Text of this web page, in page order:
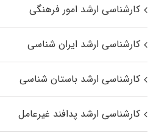
کارشناسی ارشد امور فرهنگی
کارشناسی ارشد ایران شناسی
کارشناسی ارشد باستان شناسی
کارشناسی ارشد پدافند غیرعامل